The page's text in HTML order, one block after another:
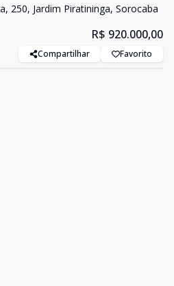
250, Jardim Piratininga, Sorocaba
R$ 920.000,00
Compartilhar Favorito